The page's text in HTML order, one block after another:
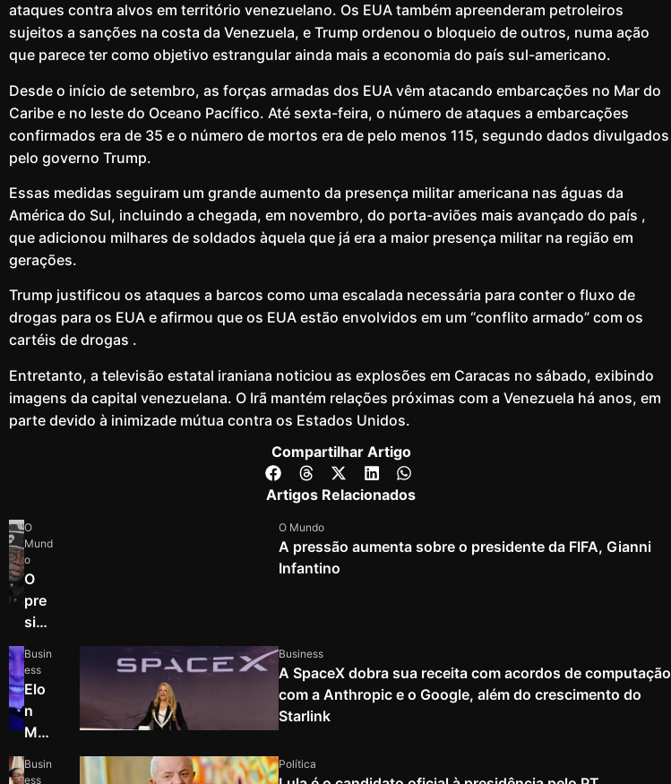
ataques contra alvos em território venezuelano. Os EUA também apreenderam petroleiros
sujeitos a sanções na costa da Venezuela, e Trump ordenou o bloqueio de outros, numa ação
que parece ter como objetivo estrangular ainda mais a economia do país sul-americano.
Desde o início de setembro, as forças armadas dos EUA vêm atacando embarcações no Mar do
Caribe e no leste do Oceano Pacífico. Até sexta-feira, o número de ataques a embarcações
confirmados era de 35 e o número de mortos era de pelo menos 115, segundo dados divulgados
pelo governo Trump.
Essas medidas seguiram um grande aumento da presença militar americana nas águas da
América do Sul, incluindo a chegada, em novembro, do porta-aviões mais avançado do país ,
que adicionou milhares de soldados àquela que já era a maior presença militar na região em
gerações.
Trump justificou os ataques a barcos como uma escalada necessária para conter o fluxo de
drogas para os EUA e afirmou que os EUA estão envolvidos em um “conflito armado” com os
cartéis de drogas .
Entretanto, a televisão estatal iraniana noticiou as explosões em Caracas no sábado, exibindo
imagens da capital venezuelana. O Irã mantém relações próximas com a Venezuela há anos, em
parte devido à inimizade mútua contra os Estados Unidos.
Compartilhar Artigo
Artigos Relacionados
O
Mund
o
O
pre
side
nte
nig
eria
no
elo
o
O Mundo
A pressão aumenta sobre o presidente da FIFA, Gianni
Infantino
Busin
ess
Elo
n
Mu
sk
sup
Business
A SpaceX dobra sua receita com acordos de computação
com a Anthropic e o Google, além do crescimento do
Starlink
Busin
ess
Política